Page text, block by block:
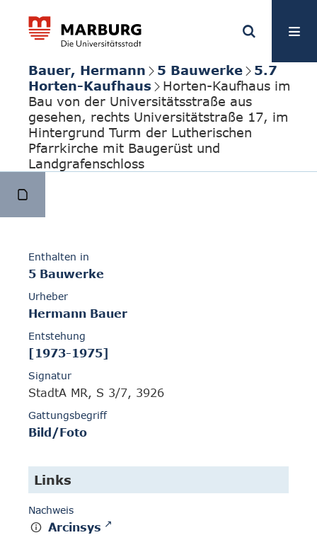
Bauer, Hermann 5 Bauwerke
5.7
Horten-Kaufhaus
Horten-Kaufhaus im
Bau von der Universitätsstraße aus
gesehen, rechts Universitätstraße 17, im
Hintergrund Turm der Lutherischen
Pfarrkirche mit Baugerüst und
Landgrafenschloss
Enthalten in
5 Bauwerke
Urheber
Hermann Bauer
Entstehung
[1973-1975]
Signatur
StadtA MR, S 3/7, 3926
Gattungsbegriff
Bild/Foto
Links
Nachweis
Arcinsys